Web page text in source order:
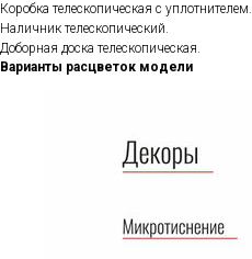
Коробка телескопическая с уплотнителем.
Наличник телескопический.
Доборная доска телескопическая.
Варианты расцветок модели